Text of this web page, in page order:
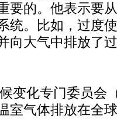
要的。他表示要
统。比如，过度
向大气中排放了
变化专门委员会
室气体排放在全